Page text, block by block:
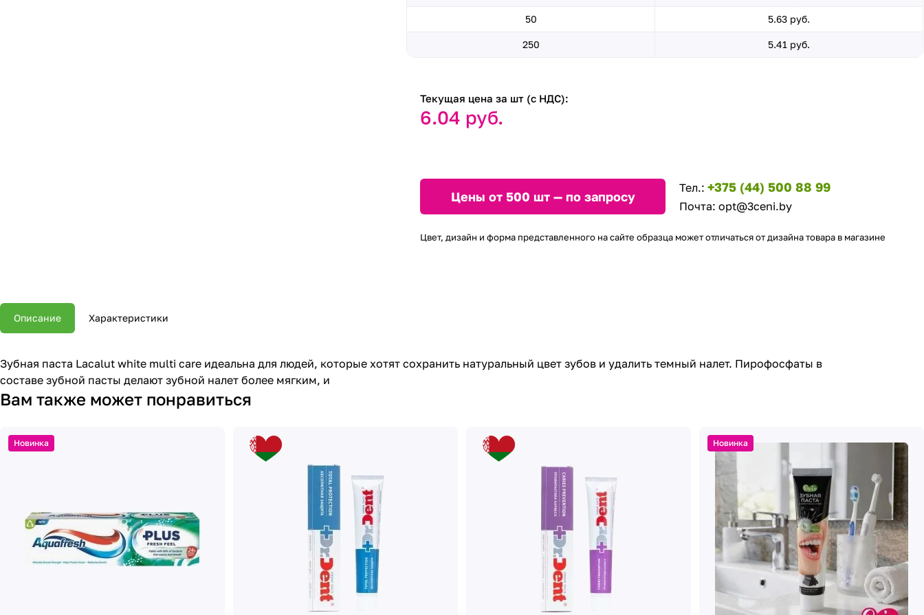
50 5.63 руб.
250 5.41 руб.
Текущая цена за шт (с НДС):
6.04 руб.
Цены от 500 шт — по запросу
Тел.: +375 (44) 500 88 99
Почта: opt@3ceni.by
Цвет, дизайн и форма представленного на сайте образца может отличаться от дизайна товара в магазине
Описание Характеристики
Зубная паста Lacalut white multi care идеальна для людей, которые хотят сохранить натуральный цвет зубов и удалить темный налет. Пирофосфаты в
составе зубной пасты делают зубной налет более мягким, и
Вам также может понравиться
Новинка Новинка